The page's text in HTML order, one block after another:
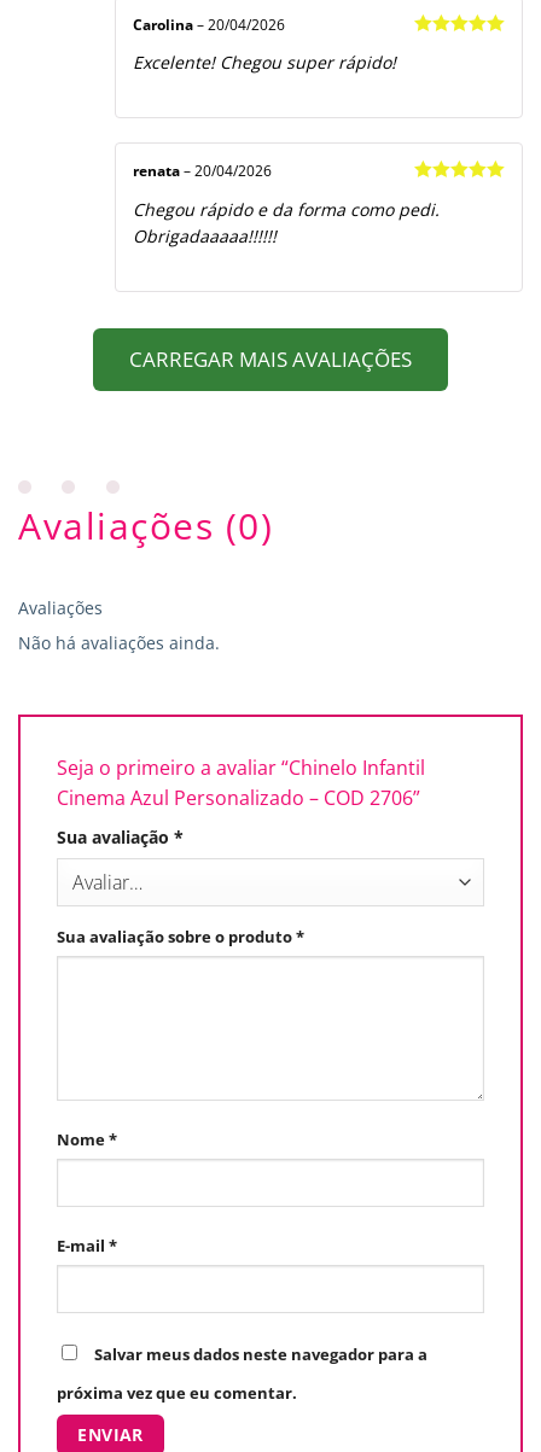
Carolina – 20/04/2026
Excelente! Chegou super rápido!
de 5
renata – 20/04/2026
Chegou rápido e da forma como pedi.
Obrigadaaaaa!!!!!!
CARREGAR MAIS AVALIAÇÕES
Avaliações (0)
Avaliações
Não há avaliações ainda.
Seja o primeiro a avaliar “Chinelo Infantil
Cinema Azul Personalizado – COD 2706”
Sua avaliação *
Sua avaliação sobre o produto*
Nome*
E-mail *
Salvar meus dados neste navegador para a
próxima vez que eu comentar.